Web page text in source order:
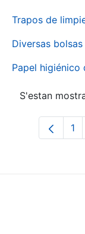
Trapos de
Diversas
Papel
S'estan
1